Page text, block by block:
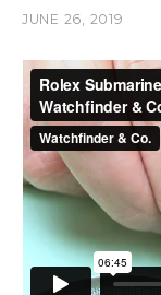
JUNE 26, 2019